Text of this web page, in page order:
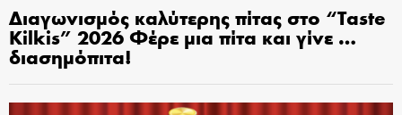
Διαγωνισμός καλύτερης πίτας στο “Taste
Kilkis” 2026 Φέρε μια πίτα και γίνε …
διασημόπιτα!